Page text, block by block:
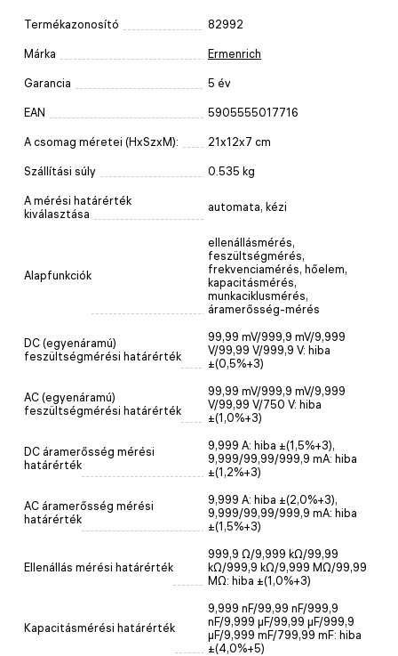
Termékazonosító 82992
Márka Ermenrich
Garancia 5 év
EAN 5905555017716
A csomag méretei (HxSzxM): 21x12x7 cm
Szállítási súly 0.535 kg
A mérési határérték
kiválasztása
automata, kézi
Alapfunkciók
ellenállásmérés,
feszültségmérés,
frekvenciamérés, hőelem,
kapacitásmérés,
munkaciklusmérés,
áramerősség-mérés
DC (egyenáramú)
feszültségmérési határérték
99,99 mV/999,9 mV/9,999
V/99,99 V/999,9 V: hiba
±(0,5%+3)
AC (egyenáramú)
feszültségmérési határérték
99,99 mV/999,9 mV/9,999
V/99,99 V/750 V: hiba
±(1,0%+3)
DC áramerősség mérési
határérték
9,999 A: hiba ±(1,5%+3),
9,999/99,99/999,9 mA: hiba
±(1,2%+3)
AC áramerősség mérési
határérték
9,999 A: hiba ±(2,0%+3),
9,999/99,99/999,9 mA: hiba
±(1,5%+3)
Ellenállás mérési határérték
999,9 Ω/9,999 kΩ/99,99
kΩ/999,9 kΩ/9,999 MΩ/99,99
MΩ: hiba ±(1,0%+3)
Kapacitásmérési határérték
9,999 nF/99,99 nF/999,9
nF/9,999 µF/99,99 µF/999,9
µF/9,999 mF/799,99 mF: hiba
±(4,0%+5)